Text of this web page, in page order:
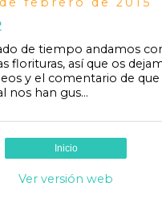
de tiempo andamos
florituras, así que os
y el comentario de que
nos han gus...
Inicio
Ver versión web